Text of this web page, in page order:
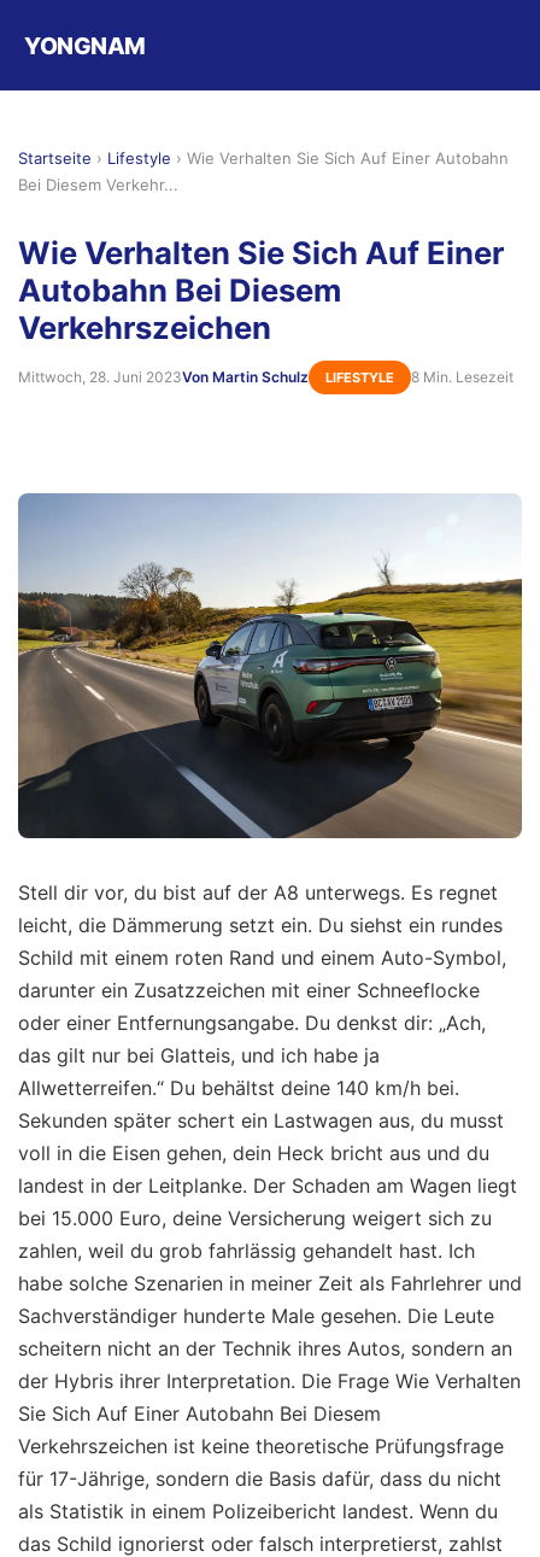
YONGNAM
Startseite › Lifestyle › Wie Verhalten Sie Sich Auf Einer Autobahn
Bei Diesem Verkehr...
Wie Verhalten Sie Sich Auf Einer
Autobahn Bei Diesem
Verkehrszeichen
Mittwoch, 28. Juni 2023Von Martin Schulz LIFESTYLE 8 Min. Lesezeit
Stell dir vor, du bist auf der A8 unterwegs. Es regnet
leicht, die Dämmerung setzt ein. Du siehst ein rundes
Schild mit einem roten Rand und einem Auto-Symbol,
darunter ein Zusatzzeichen mit einer Schneeflocke
oder einer Entfernungsangabe. Du denkst dir: „Ach,
das gilt nur bei Glatteis, und ich habe ja
Allwetterreifen.“ Du behältst deine 140 km/h bei.
Sekunden später schert ein Lastwagen aus, du musst
voll in die Eisen gehen, dein Heck bricht aus und du
landest in der Leitplanke. Der Schaden am Wagen liegt
bei 15.000 Euro, deine Versicherung weigert sich zu
zahlen, weil du grob fahrlässig gehandelt hast. Ich
habe solche Szenarien in meiner Zeit als Fahrlehrer und
Sachverständiger hunderte Male gesehen. Die Leute
scheitern nicht an der Technik ihres Autos, sondern an
der Hybris ihrer Interpretation. Die Frage Wie Verhalten
Sie Sich Auf Einer Autobahn Bei Diesem
Verkehrszeichen ist keine theoretische Prüfungsfrage
für 17-Jährige, sondern die Basis dafür, dass du nicht
als Statistik in einem Polizeibericht landest. Wenn du
das Schild ignorierst oder falsch interpretierst, zahlst